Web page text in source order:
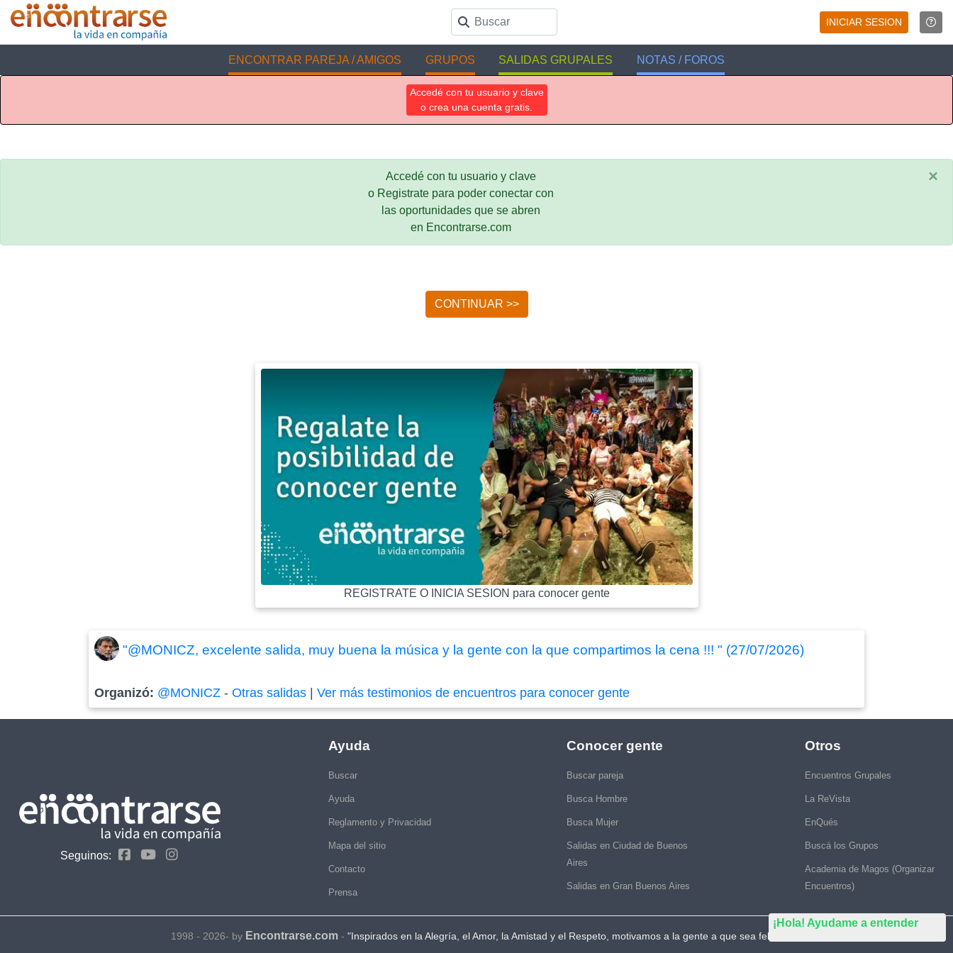
INICIAR SESION
ENCONTRAR PAREJA / AMIGOS GRUPOS SALIDAS GRUPALES NOTAS / FOROS
¡Hola! Ayudame a entender
Accedé con tu usuario y clave
o crea una cuenta gratis.
Accedé con tu usuario y clave
o Registrate para poder conectar con
las oportunidades que se abren
en Encontrarse.com
×
CONTINUAR >>
REGISTRATE O INICIA SESION para conocer gente
"@MONICZ, excelente salida, muy buena la música y la gente con la que compartimos la cena !!! " (27/07/2026)
Organizó: @MONICZ -Otras salidas |Ver más testimonios de encuentros para conocer gente
Seguinos:
Ayuda
Buscar
Ayuda
Reglamento y Privacidad
Mapa del sitio
Contacto
Prensa
Conocer gente
Buscar pareja
Busca Hombre
Busca Mujer
Salidas en Ciudad de Buenos
Aires
Salidas en Gran Buenos Aires
Otros
Encuentros Grupales
La ReVista
EnQués
Buscá los Grupos
Academia de Magos (Organizar
Encuentros)
1998 - 2026- by Encontrarse.com- "Inspirados en la Alegría, el Amor, la Amistad y el Respeto, motivamos a la gente a que sea feliz."